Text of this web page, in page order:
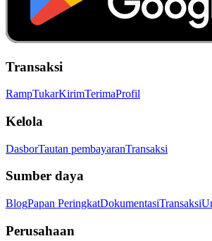
Transaksi
RampTukarKirimTerimaProfil
Kelola
DasborTautan pembayaranTransaksi
Sumber daya
BlogPapan PeringkatDokumentasiTransaksi
Perusahaan